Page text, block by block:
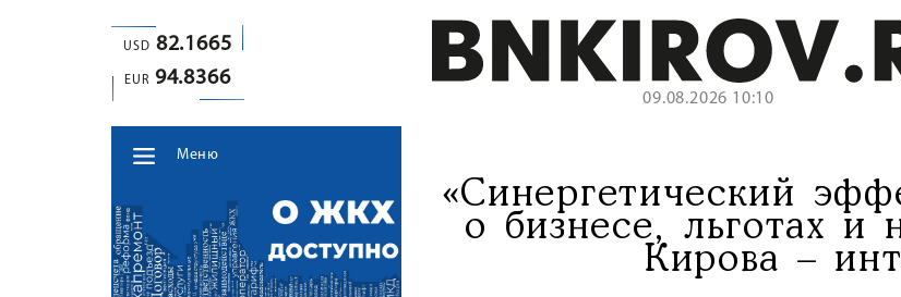
USD 82.1665
EUR 94.8366
09.08.2026 10:10
Меню
«Синергетический
о бизнесе, льготах и
Кирова –